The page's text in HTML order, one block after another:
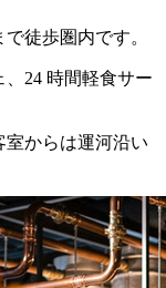
徒歩圏内です。
24 時間軽食サー
室からは運河沿い